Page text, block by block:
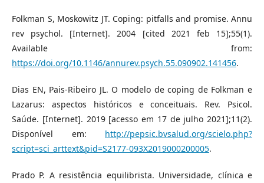
Folkman S, Moskowitz JT. Coping: pitfalls and promise. Annu
rev psychol. [Internet]. 2004 [cited 2021 feb 15];55(1).
Available from:
https://doi.org/10.1146/annurev.psych.55.090902.141456.
Dias EN, Pais-Ribeiro JL. O modelo de coping de Folkman e
Lazarus: aspectos históricos e conceituais. Rev. Psicol.
Saúde. [Internet]. 2019 [acesso em 17 de julho 2021];11(2).
Disponível em: http://pepsic.bvsalud.org/scielo.php?
script=sci_arttext&pid=S2177-093X2019000200005.
Prado P. A resistência equilibrista. Universidade, clínica e